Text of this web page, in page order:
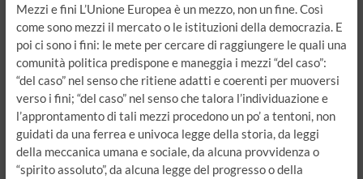
Mezzi e fini L’Unione Europea è un mezzo, non un fine. Così
come sono mezzi il mercato o le istituzioni della democrazia. E
poi ci sono i fini: le mete per cercare di raggiungere le quali una
comunità politica predispone e maneggia i mezzi “del caso”:
“del caso” nel senso che ritiene adatti e coerenti per muoversi
verso i fini; “del caso” nel senso che talora l’individuazione e
l’approntamento di tali mezzi procedono un po’ a tentoni, non
guidati da una ferrea e univoca legge della storia, da leggi
della meccanica umana e sociale, da alcuna provvidenza o
“spirito assoluto”, da alcuna legge del progresso o della